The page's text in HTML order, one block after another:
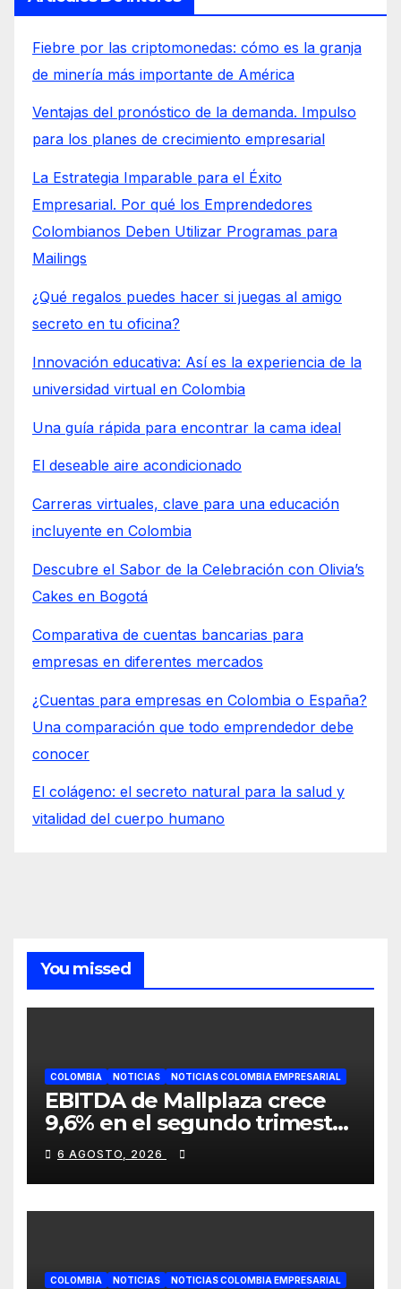
Fiebre por las criptomonedas: cómo es la granja
de minería más importante de América
Ventajas del pronóstico de la demanda. Impulso
para los planes de crecimiento empresarial
La Estrategia Imparable para el Éxito
Empresarial. Por qué los Emprendedores
Colombianos Deben Utilizar Programas para
Mailings
¿Qué regalos puedes hacer si juegas al amigo
secreto en tu oficina?
Innovación educativa: Así es la experiencia de la
universidad virtual en Colombia
Una guía rápida para encontrar la cama ideal
El deseable aire acondicionado
Carreras virtuales, clave para una educación
incluyente en Colombia
Descubre el Sabor de la Celebración con Olivia’s
Cakes en Bogotá
Comparativa de cuentas bancarias para
empresas en diferentes mercados
¿Cuentas para empresas en Colombia o España?
Una comparación que todo emprendedor debe
conocer
El colágeno: el secreto natural para la salud y
vitalidad del cuerpo humano
You missed
COLOMBIA NOTICIAS NOTICIAS COLOMBIA EMPRESARIAL
EBITDA de Mallplaza crece
9,6% en el segundo trimestre
mientras avanza en su plan
de crecimiento en Colombia
6 AGOSTO, 2026
COLOMBIA NOTICIAS NOTICIAS COLOMBIA EMPRESARIAL